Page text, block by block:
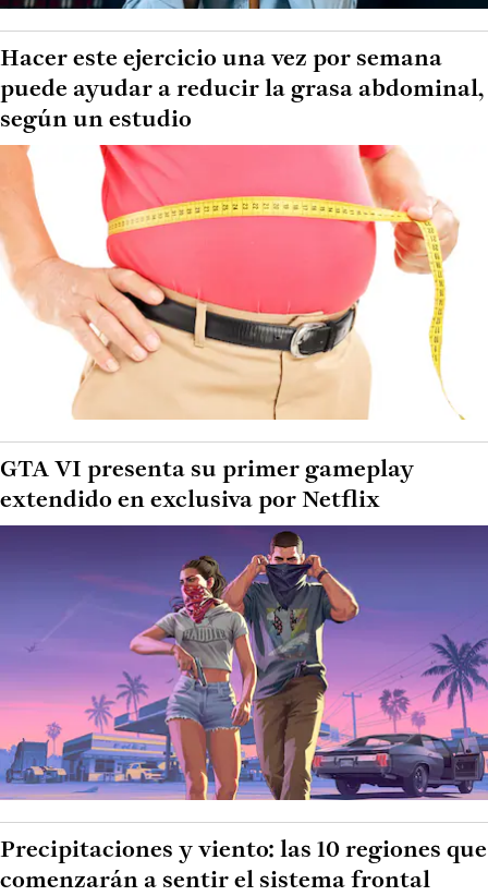
Hacer este ejercicio una vez por semana
puede ayudar a reducir la grasa abdominal,
según un estudio
GTA VI presenta su primer gameplay
extendido en exclusiva por Netflix
Precipitaciones y viento: las 10 regiones que
comenzarán a sentir el sistema frontal